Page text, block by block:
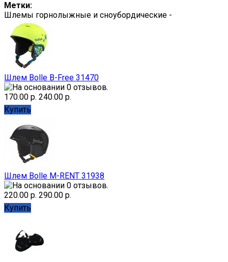
Метки:
Шлемы горнолыжные и сноубордические -
Шлем Bolle B-Free 31470
170.00 р. 240.00 р.
Купить
Шлем Bolle M-RENT 31938
220.00 р. 290.00 р.
Купить